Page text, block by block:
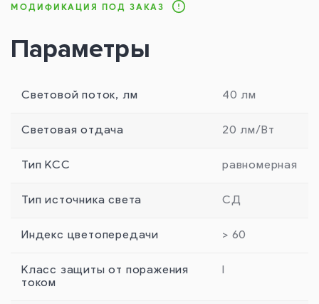
МОДИФИКАЦИЯ ПОД ЗАКАЗ
Параметры
Световой поток, лм 40 лм
Световая отдача 20 лм/Вт
Тип КСС равномерная
Тип источника света СД
Индекс цветопередачи > 60
Класс защиты от поражения
током